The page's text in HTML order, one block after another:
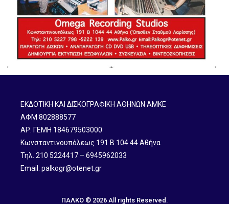
ΕΚΔΟΤΙΚΗ ΚΑΙ ΔΙΣΚΟΓΡΑΦΙΚΗ ΑΘΗΝΩΝ ΑΜΚΕ
ΑΦΜ 802888577
ΑΡ. ΓΕΜΗ 184679503000
Κωνσταντινουπόλεως 191 B 104 44 Αθήνα
Τηλ. 210 5224417 – 6945962033
Email: palkogr@otenet.gr
ΠΑΛΚΟ © 2026 All rights Reserved.